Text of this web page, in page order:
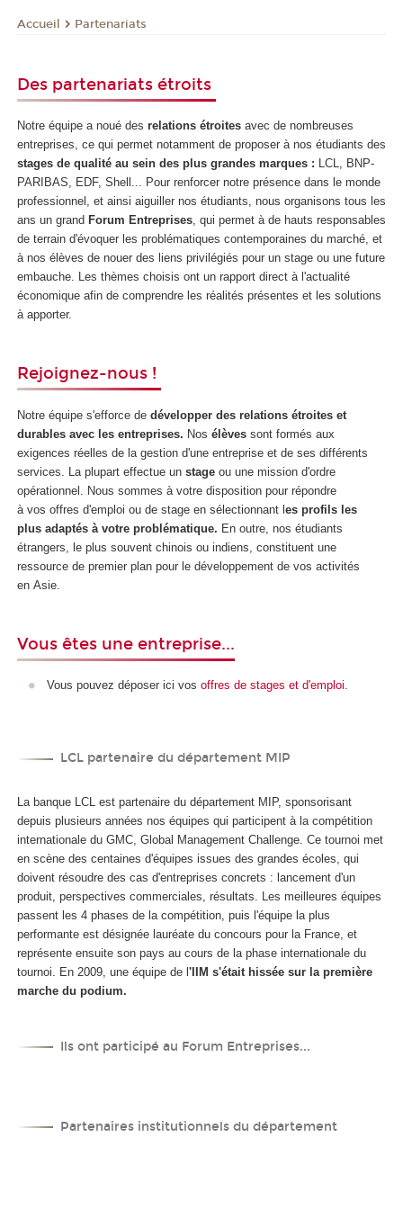
Accueil Partenariats
Des partenariats étroits
Notre équipe a noué des relations étroites avec de nombreuses
entreprises, ce qui permet notamment de proposer à nos étudiants des
stages de qualité au sein des plus grandes marques : LCL, BNP-
PARIBAS, EDF, Shell... Pour renforcer notre présence dans le monde
professionnel, et ainsi aiguiller nos étudiants, nous organisons tous les
ans un grand Forum Entreprises, qui permet à de hauts responsables
de terrain d'évoquer les problématiques contemporaines du marché, et
à nos élèves de nouer des liens privilégiés pour un stage ou une future
embauche. Les thèmes choisis ont un rapport direct à l'actualité
économique afin de comprendre les réalités présentes et les solutions
à apporter.
Rejoignez-nous !
Notre équipe s'efforce de développer des relations étroites et
durables avec les entreprises. Nos élèves sont formés aux
exigences réelles de la gestion d'une entreprise et de ses différents
services. La plupart effectue un stage ou une mission d'ordre
opérationnel. Nous sommes à votre disposition pour répondre
à vos offres d'emploi ou de stage en sélectionnant l es profils les
plus adaptés à votre problématique. En outre, nos étudiants
étrangers, le plus souvent chinois ou indiens, constituent une
ressource de premier plan pour le développement de vos activités
en Asie.
Vous êtes une entreprise...
Vous pouvez déposer ici vos offres de stages et d'emploi.
LCL partenaire du département MIP
La banque LCL est partenaire du département MIP, sponsorisant
depuis plusieurs années nos équipes qui participent à la compétition
internationale du GMC, Global Management Challenge. Ce tournoi met
en scène des centaines d'équipes issues des grandes écoles, qui
doivent résoudre des cas d'entreprises concrets : lancement d'un
produit, perspectives commerciales, résultats. Les meilleures équipes
passent les 4 phases de la compétition, puis l'équipe la plus
performante est désignée lauréate du concours pour la France, et
représente ensuite son pays au cours de la phase internationale du
tournoi. En 2009, une équipe de l 'IIM s'était hissée sur la première
marche du podium.
Ils ont participé au Forum Entreprises...
Partenaires institutionnels du département